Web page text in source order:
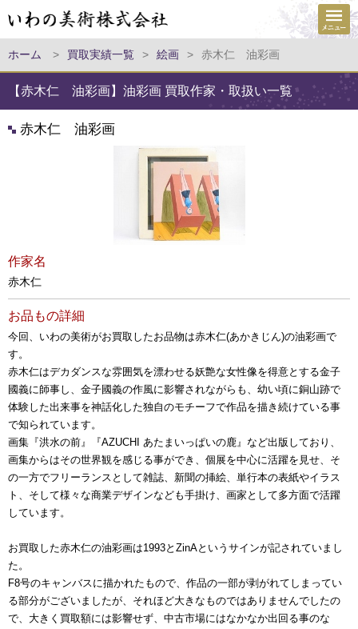
ホーム > 買取実績一覧 > 絵画 > 赤木仁 油彩画
【赤木仁 油彩画】油彩画 買取作家・取扱い一覧
赤木仁 油彩画
作家名
赤木仁
お品もの詳細
今回、いわの美術がお買取したお品物は赤木仁(あかきじん)の油彩画で
す。
赤木仁はデカダンスな雰囲気を漂わせる妖艶な女性像を得意とする金子
國義に師事し、金子國義の作風に影響されながらも、幼い頃に銅山跡で
体験した出来事を神話化した独自のモチーフで作品を描き続けている事
で知られています。
画集『洪水の前』『AZUCHI あたまいっぱいの鹿』など出版しており、
画集からはその世界観を感じる事ができ、個展を中心に活躍を見せ、そ
の一方でフリーランスとして雑誌、新聞の挿絵、単行本の表紙やイラス
ト、そして様々な商業デザインなども手掛け、画家として多方面で活躍
しています。
お買取した赤木仁の油彩画は1993とZinAというサインが記されていまし
た。
F8号のキャンバスに描かれたもので、作品の一部が剥がれてしまってい
る部分がございましたが、それほど大きなものではありませんでしたの
で、大きく買取額には影響せず、中古市場にはなかなか出回る事のな